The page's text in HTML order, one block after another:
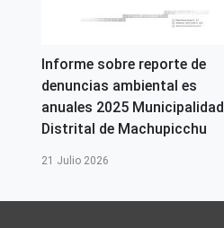
Informe sobre reporte de
denuncias ambiental es
anuales 2025 Municipalidad
Distrital de Machupicchu
21 Julio 2026